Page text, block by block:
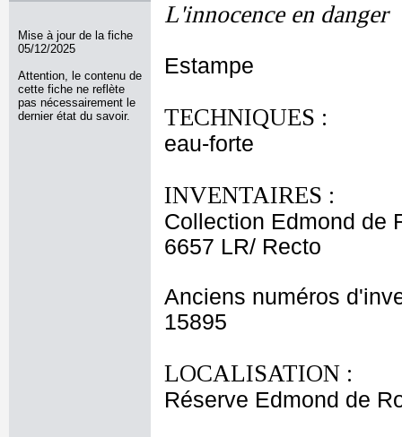
Mise à jour de la fiche
05/12/2025
Attention, le contenu de
cette fiche ne reflète
pas nécessairement le
dernier état du savoir.
L'innocence en danger
Estampe
TECHNIQUES :
eau-forte
INVENTAIRES :
Collection Edmond de
6657 LR/ Recto
Anciens numéros
15895
LOCALISATION :
Réserve Edmond de